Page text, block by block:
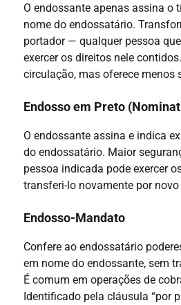
O endossante apenas assina o
nome do endossatário.
portador — qualquer pessoa
exercer os direitos nele
circulação, mas oferece menos
Endosso em Preto
O endossante assina e indica
do endossatário. Maior
pessoa indicada pode exercer
transferi-lo novamente por novo
Endosso-Mandato
Confere ao endossatário
em nome do endossante, sem
É comum em operações de
Identificado pela cláusula “por